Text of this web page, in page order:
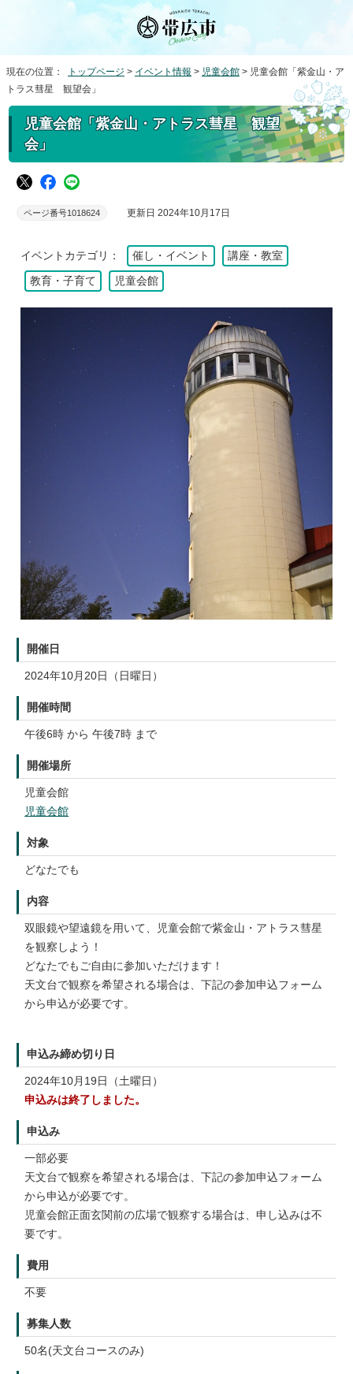
現在の位置： トップページ > イベント情報 > 児童会館 > 児童会館「紫金山・ア
トラス彗星 観望会」
児童会館「紫金山・アトラス彗星 観望
会」
ページ番号1018624 更新日 2024年10月17日
イベントカテゴリ： 催し・イベント 講座・教室
教育・子育て 児童会館
開催日
2024年10月20日（日曜日）
開催時間
午後6時 から 午後7時 まで
開催場所
児童会館
児童会館
対象
どなたでも
内容
双眼鏡や望遠鏡を用いて、児童会館で紫金山・アトラス彗星
を観察しよう！
どなたでもご自由に参加いただけます！
天文台で観察を希望される場合は、下記の参加申込フォーム
から申込が必要です。
申込み締め切り日
2024年10月19日（土曜日）
申込みは終了しました。
申込み
一部必要
天文台で観察を希望される場合は、下記の参加申込フォーム
から申込が必要です。
児童会館正面玄関前の広場で観察する場合は、申し込みは不
要です。
費用
不要
募集人数
50名(天文台コースのみ)